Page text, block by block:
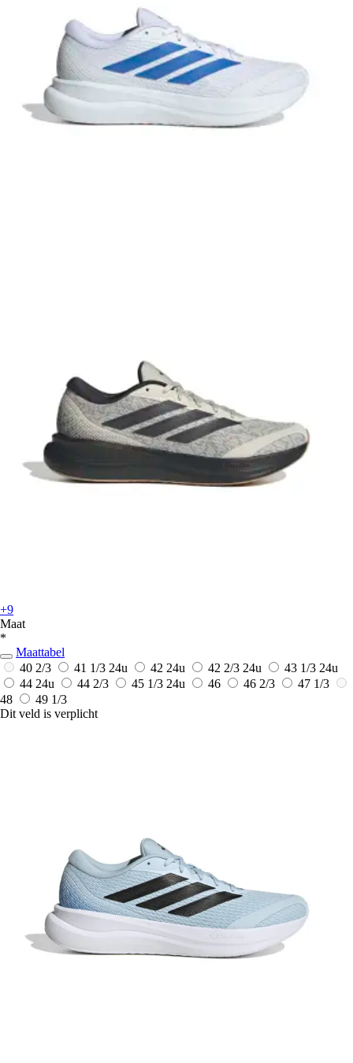
+9
Maat
*
Maattabel
40 2/3
41 1/3 24u 42 24u 42 2/3 24u 43 1/3 24u
44 24u 44 2/3 45 1/3 24u 46 46 2/3
47 1/3
48
49 1/3
Dit veld is verplicht